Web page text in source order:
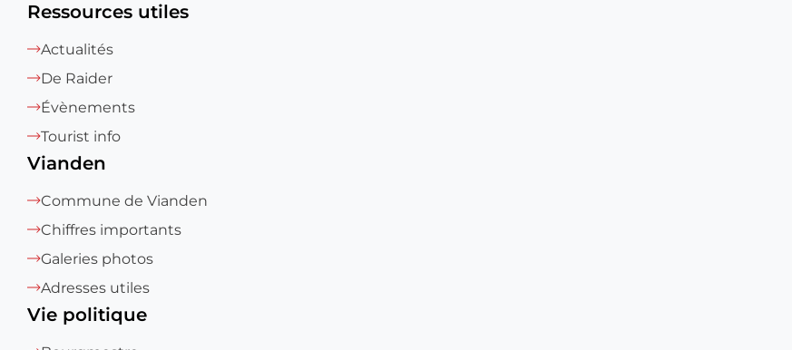
Ressources utiles
Actualités
De Raider
Évènements
Tourist info
Vianden
Commune de Vianden
Chiffres importants
Galeries photos
Adresses utiles
Vie politique